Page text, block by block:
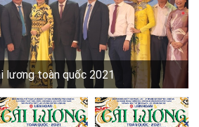
lương toàn quốc 2021